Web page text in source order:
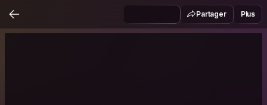
Partager Plus